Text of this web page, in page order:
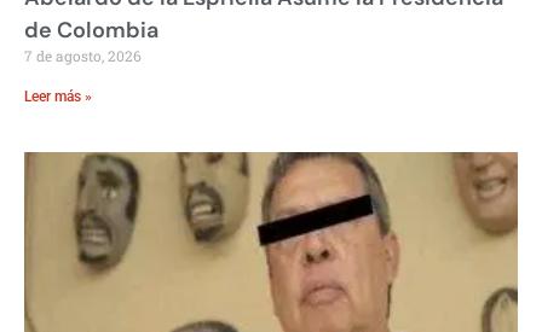
de Colombia
7 de agosto, 2026
Leer más »